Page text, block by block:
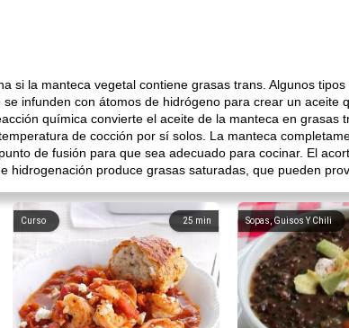
si la manteca vegetal contiene grasas trans. Algunos
infunden con átomos de hidrógeno para crear un
química convierte el aceite de la manteca en grasas
de cocción por sí solos. La manteca
de fusión para que sea adecuado para cocinar. El
hidrogenación produce grasas saturadas, que pueden
25 min
Curso Sopas, Guisos Y Chili